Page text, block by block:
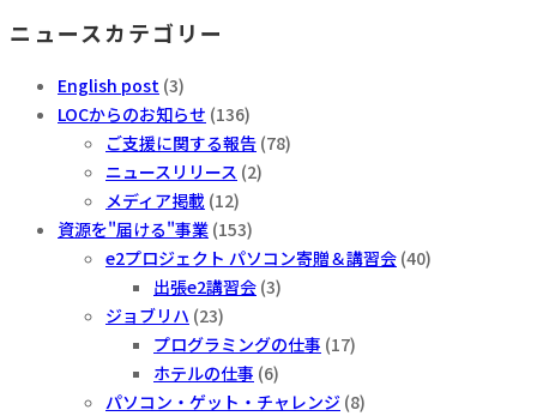
の
ニュースカテゴリー
English post (3)
LOCからのお知らせ (136)
ご支援に関する報告 (78)
ニュースリリース (2)
メディア掲載 (12)
資源を"届ける"事業 (153)
e2プロジェクト パソコン寄贈＆講習会 (40)
出張e2講習会 (3)
ジョブリハ (23)
プログラミングの仕事 (17)
ホテルの仕事 (6)
パソコン・ゲット・チャレンジ (8)